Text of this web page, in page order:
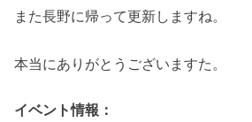
また長野に帰って更新しますね。
本当にありがとうございますた。
イベント情報：